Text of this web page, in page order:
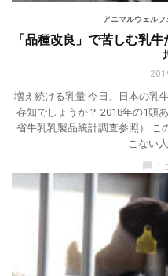
アニマルウェルフ
「品種改良」で苦しむ乳
増え続ける乳量 今日、日本の乳
存知でしょうか？ 2018年の1頭
省牛乳乳製品統計調査参照） こ
こない
1